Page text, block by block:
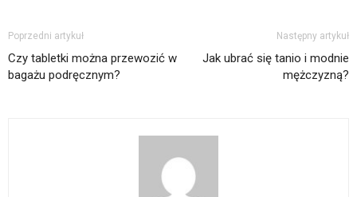
Poprzedni artykuł
Czy tabletki można przewozić w
bagażu podręcznym?
Następny artykuł
Jak ubrać się tanio i modnie
mężczyzną?